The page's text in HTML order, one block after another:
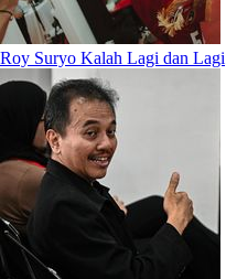
Roy Suryo Kalah Lagi dan Lagi